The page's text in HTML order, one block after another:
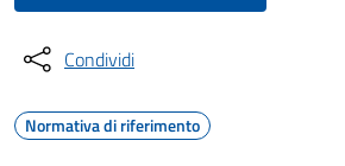
Condividi
Normativa di riferimento